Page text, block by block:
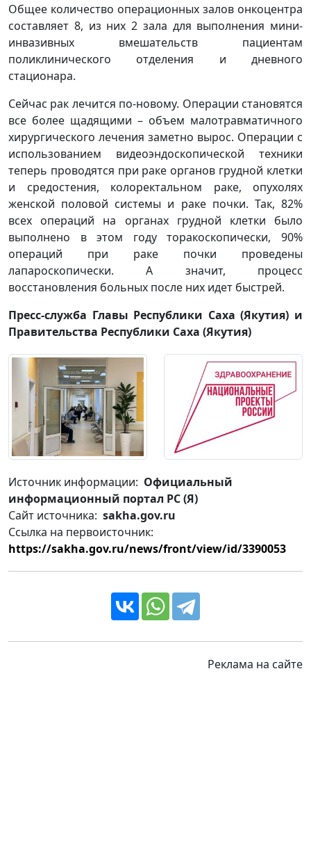
Общее количество операционных залов онкоцентра
составляет 8, из них 2 зала для выполнения мини-
инвазивных вмешательств пациентам
поликлинического отделения и дневного
стационара.
Сейчас рак лечится по-новому. Операции становятся
все более щадящими – объем малотравматичного
хирургического лечения заметно вырос. Операции с
использованием видеоэндоскопической техники
теперь проводятся при раке органов грудной клетки
и средостения, колоректальном раке, опухолях
женской половой системы и раке почки. Так, 82%
всех операций на органах грудной клетки было
выполнено в этом году торакоскопически, 90%
операций при раке почки проведены
лапароскопически. А значит, процесс
восстановления больных после них идет быстрей.
Пресс-служба Главы Республики Саха (Якутия) и
Правительства Республики Саха (Якутия)
Источник информации: Официальный
информационный портал РС (Я)
Сайт источника: sakha.gov.ru
Ссылка на первоисточник:
https://sakha.gov.ru/news/front/view/id/3390053
Реклама на сайте